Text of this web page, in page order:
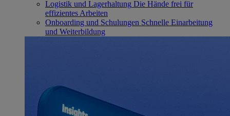
Logistik und Lagerhaltung Die Hände frei für
effizientes Arbeiten
Onboarding und Schulungen Schnelle Einarbeitung
und Weiterbildung